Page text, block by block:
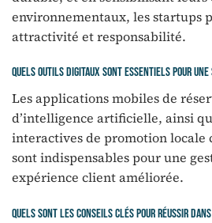
environnementaux, les startups
attractivité et responsabilité.
Quels outils digitaux sont essentiels pour
Les applications mobiles de
d’intelligence artificielle, ainsi
interactives de promotion locale
sont indispensables pour une
expérience client améliorée.
Quels sont les conseils clés pour réussir